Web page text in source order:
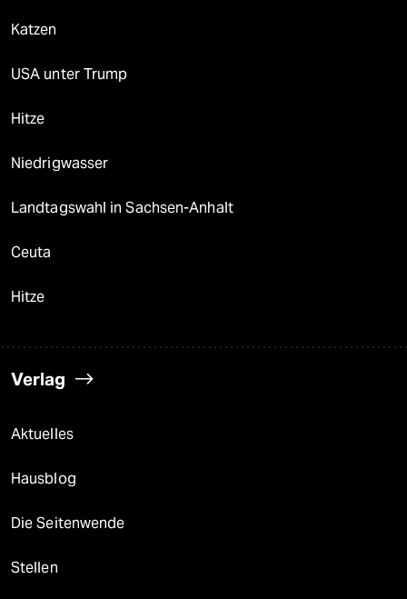
Katzen
USA unter Trump
Hitze
Niedrigwasser
Landtagswahl in Sachsen-Anhalt
Ceuta
Hitze
Verlag
Aktuelles
Hausblog
Die Seitenwende
Stellen